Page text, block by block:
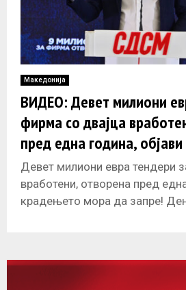
Македонија
ВИДЕО: Девет милиони
фирма со двајца
пред една година,
Девет милиони евра тендери
вработени, отворена пред
крадењето мора да запре!